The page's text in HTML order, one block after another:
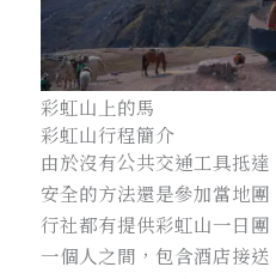
彩虹山上的馬
彩虹山行程簡介
由於沒有公共交通工具抵
安全的方法還是參加當地
行社都有提供彩虹山一日
一個人之間，包含酒店接